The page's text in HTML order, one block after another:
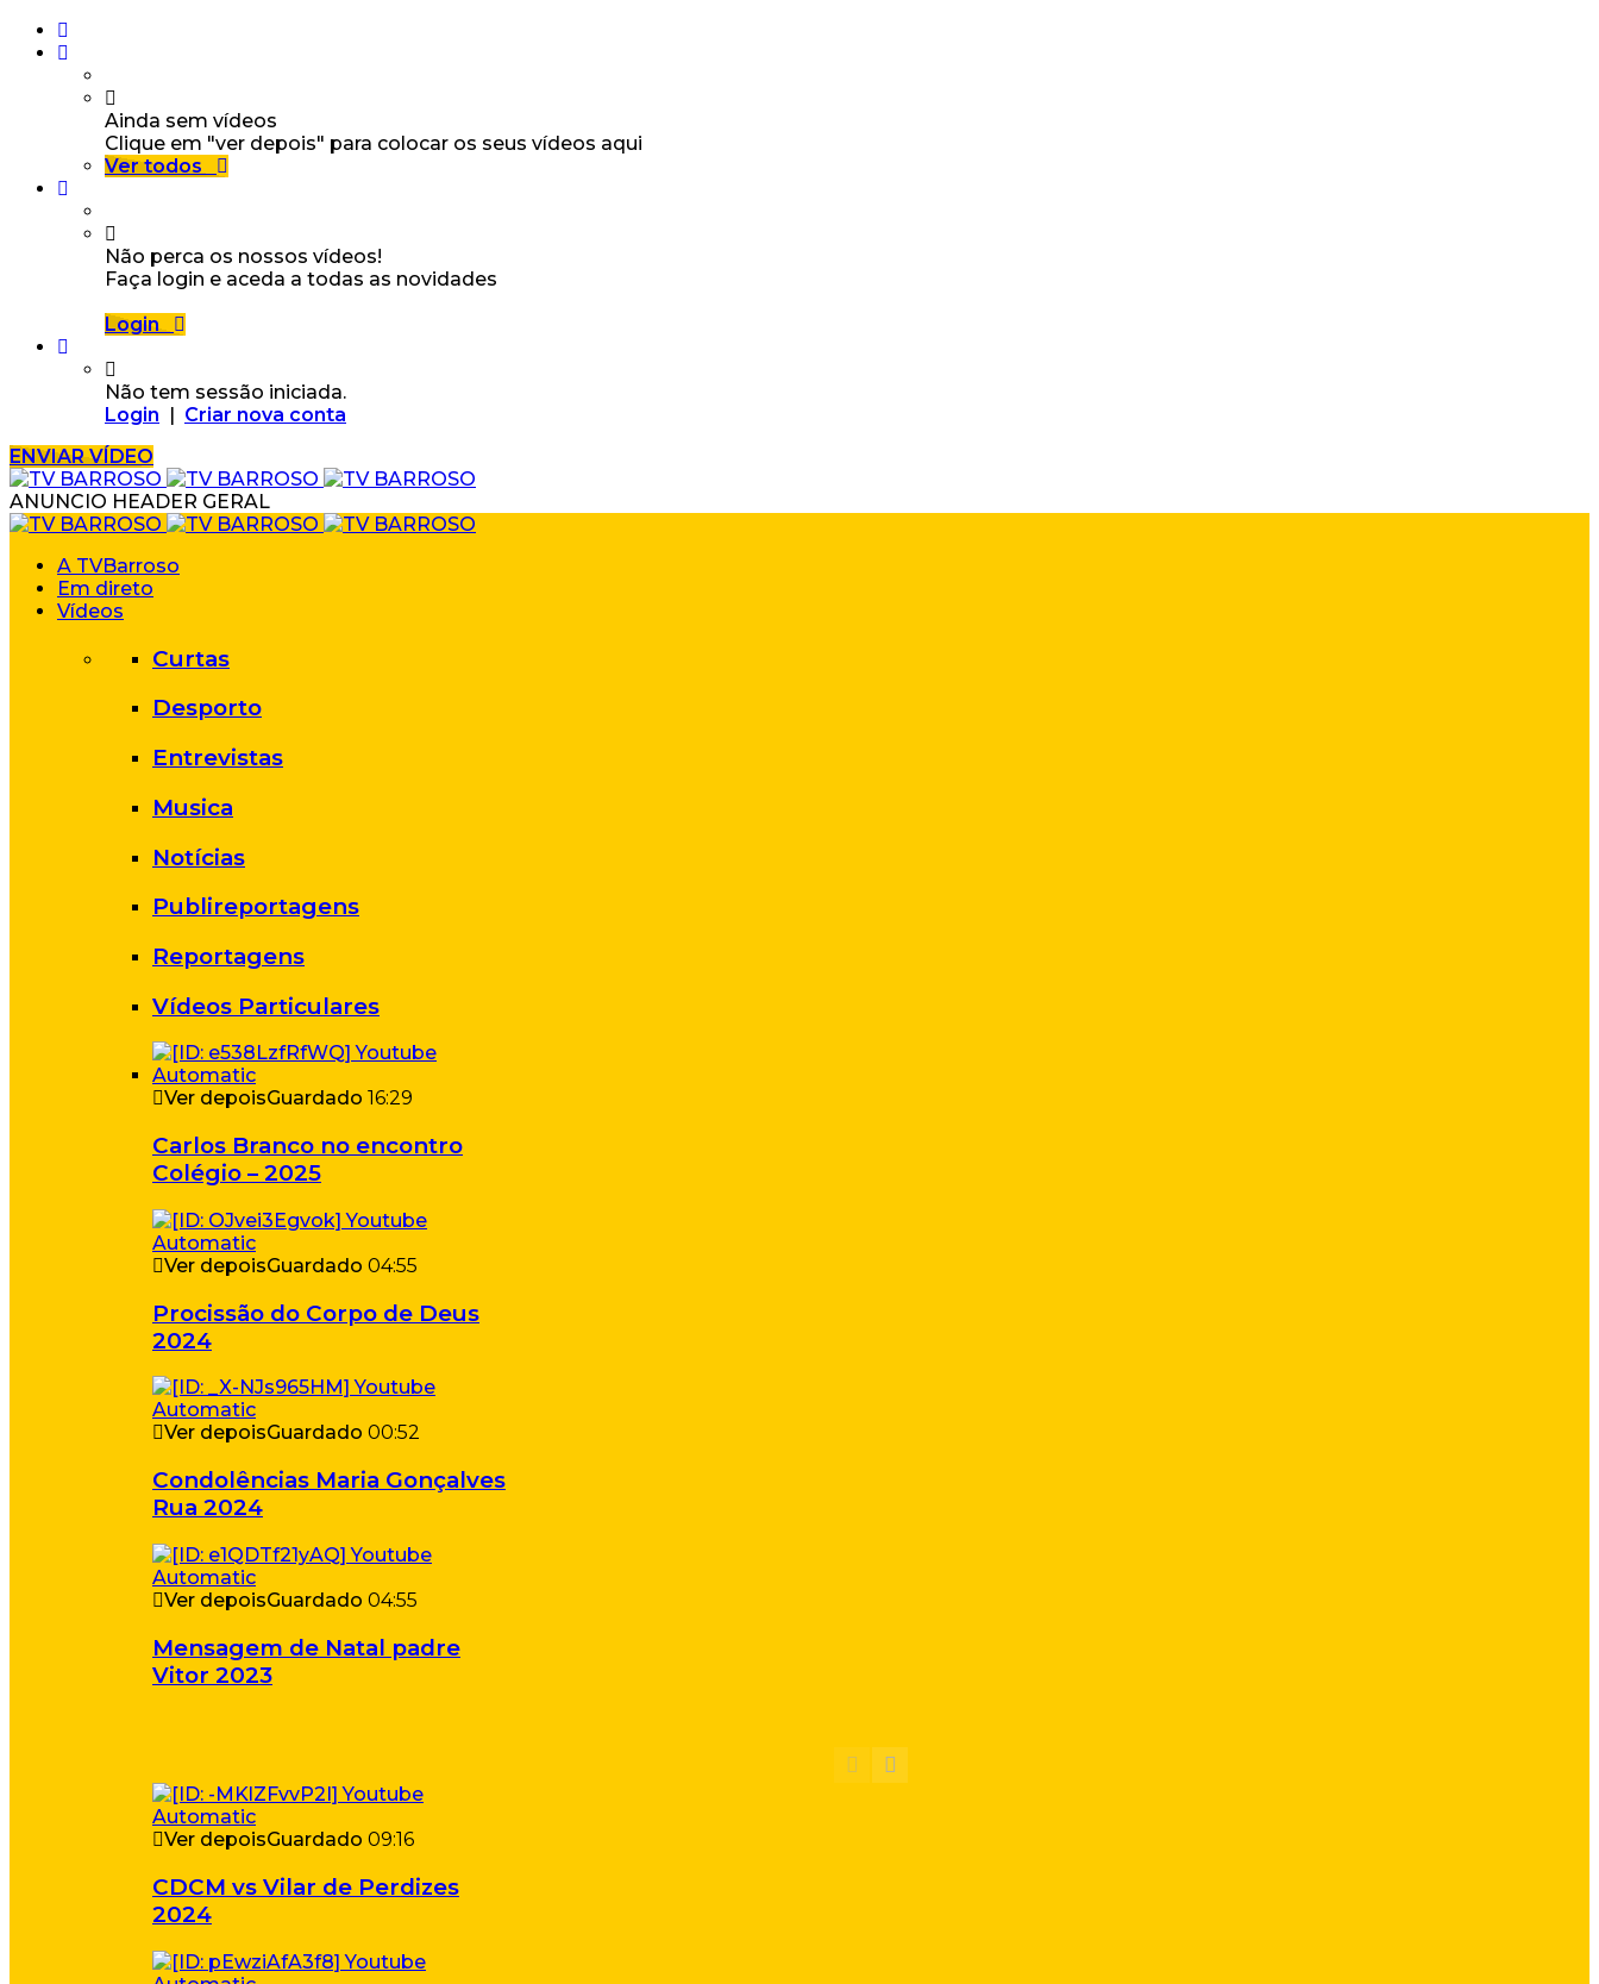
Ainda sem vídeos
Clique em "ver depois" para colocar os seus vídeos aqui
Ver todos
Não perca os nossos vídeos!
Faça login e aceda a todas as novidades
Login
Não tem sessão iniciada.
Login | Criar nova conta
ENVIAR VÍDEO
ANUNCIO HEADER GERAL
A TVBarroso
Em direto
Vídeos
Curtas
Desporto
Entrevistas
Musica
Notícias
Publireportagens
Reportagens
Vídeos Particulares
Ver depoisGuardado 16:29
Carlos Branco no encontro
Colégio – 2025
Ver depoisGuardado 04:55
Procissão do Corpo de Deus
2024
Ver depoisGuardado 00:52
Condolências Maria Gonçalves
Rua 2024
Ver depoisGuardado 04:55
Mensagem de Natal padre
Vitor 2023
Ver depoisGuardado 09:16
CDCM vs Vilar de Perdizes
2024